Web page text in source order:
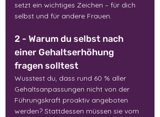
setzt ein wichtiges Zeichen – für dich
selbst und für andere Frauen.
2 - Warum du selbst nach
einer Gehaltserhöhung
fragen solltest
Wusstest du, dass rund 60 % aller
Gehaltsanpassungen nicht von der
Führungskraft proaktiv angeboten
werden? Stattdessen müssen sie vom